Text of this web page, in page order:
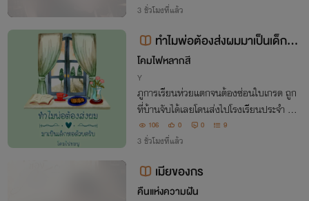
ความจริงอะไรบางอย่าง เขาจะใช่คนที่ทำให้ฉั
3 ชั่วโมงที่แล้ว
ทำไมพ่อต้องส่งผมมาเป็นเด็กหอ
ด้วยครับ
โคมไฟหลากสี
Y
ภูการเรียนห่วยแตกจนต้องซ่อนใบเกรด ถูก
ที่บ้านจับได้เลยโดนส่งไปโรงเรียนประจำ แล
ะได้เป็นรูมเมตกับพายุสุดฮอตที่ใครๆ ก็กรี๊ดวี้
ดว้าย แต่คนที่หล่อโฮกสำหรับภูกลับไม่ใช่พา
106 0 0 9
3 ชั่วโมงที่แล้ว
เมียของกร
คืนแห่งความฝัน